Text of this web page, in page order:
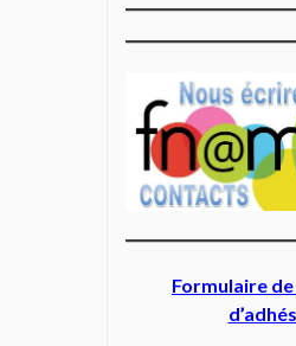
Formulaire